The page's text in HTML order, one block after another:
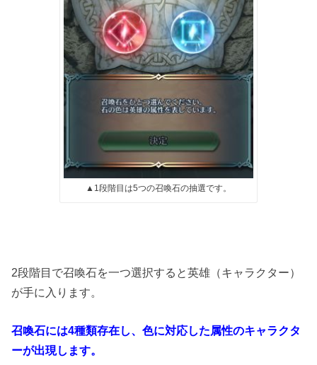
▲1段階目は5つの召喚石の抽選です。
2段階目で召喚石を一つ選択すると英雄（キャラクター）
が手に入ります。
召喚石には4種類存在し、色に対応した属性のキャラクタ
ーが出現します。